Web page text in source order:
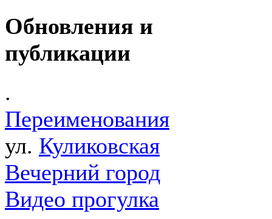
Обновления и
публикации
.
Переименования
ул. Куликовская
Вечерний город
Видео прогулка